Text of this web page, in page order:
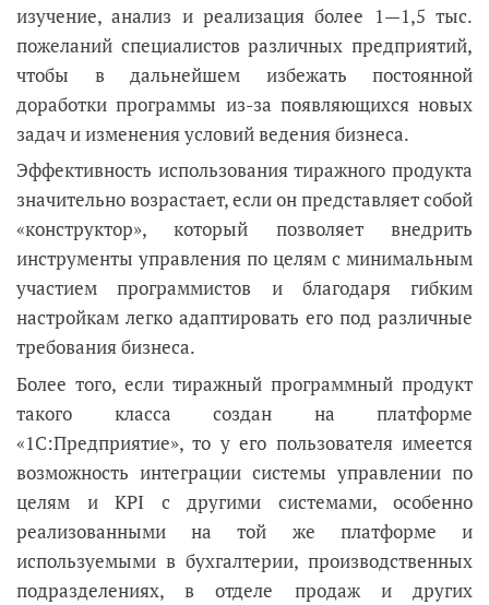
изучение, анализ и реализация более 1—1,5 тыс.
пожеланий специалистов различных предприятий,
чтобы в дальнейшем избежать постоянной
доработки программы из-за появляющихся новых
задач и изменения условий ведения бизнеса.
Эффективность использования тиражного продукта
значительно возрастает, если он представляет собой
«конструктор», который позволяет внедрить
инструменты управления по целям с минимальным
участием программистов и благодаря гибким
настройкам легко адаптировать его под различные
требования бизнеса.
Более того, если тиражный программный продукт
такого класса создан на платформе
«1С:Предприятие», то у его пользователя имеется
возможность интеграции системы управлении по
целям и KPI с другими системами, особенно
реализованными на той же платформе и
используемыми в бухгалтерии, производственных
подразделениях, в отделе продаж и других